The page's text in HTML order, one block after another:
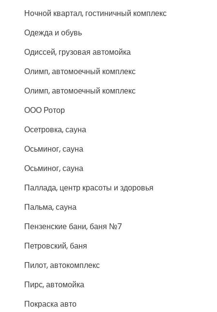
Ночной квартал, гостиничный комплекс
Одежда и обувь
Одиссей, грузовая автомойка
Олимп, автомоечный комплекс
Олимп, автомоечный комплекс
ООО Ротор
Осетровка, сауна
Осьминог, сауна
Осьминог, сауна
Паллада, центр красоты и здоровья
Пальма, сауна
Пензенские бани, баня №7
Петровский, баня
Пилот, автокомплекс
Пирс, автомойка
Покраска авто